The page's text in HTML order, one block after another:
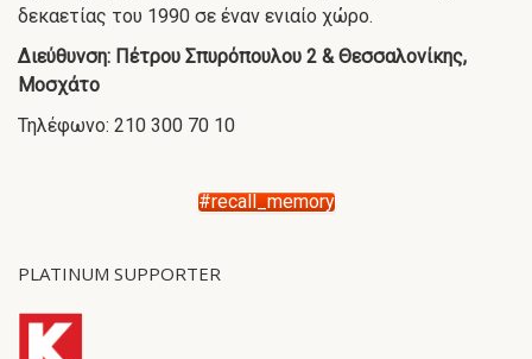
δεκαετίας του 1990 σε έναν ενιαίο χώρο.
Διεύθυνση: Πέτρου Σπυρόπουλου 2 & Θεσσαλονίκης,
Μοσχάτο
Τηλέφωνο: 210 300 70 10
#recall_memory
PLATINUM SUPPORTER